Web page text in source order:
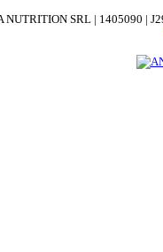
NUTRITION SRL | 1405090 |